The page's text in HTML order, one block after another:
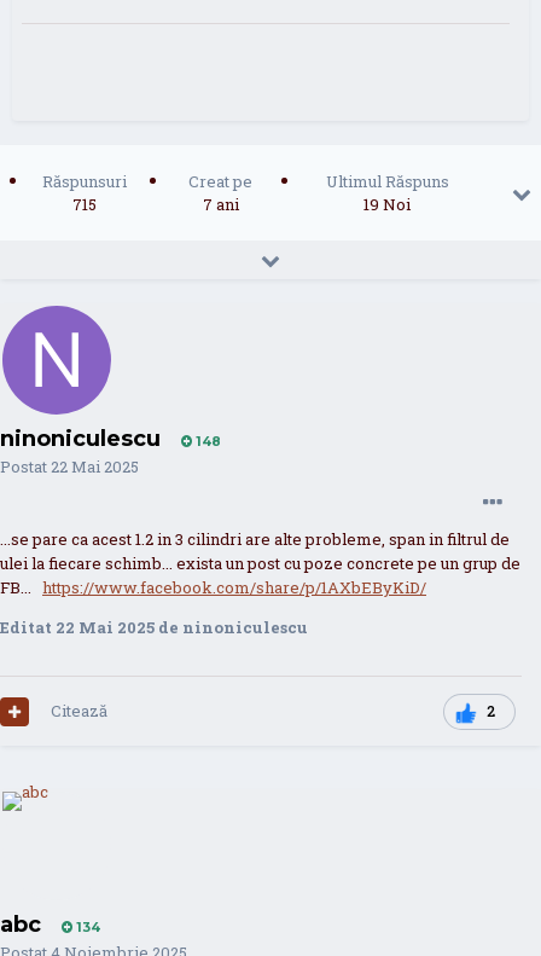
Răspunsuri
715
Creat pe
7 ani
Ultimul Răspuns
19 Noi
ninoniculescu 148
Postat22 Mai 2025
...se pare ca acest 1.2 in 3 cilindri are alte probleme, span in filtrul de
ulei la fiecare schimb... exista un post cu poze concrete pe un grup de
FB... https://www.facebook.com/share/p/1AXbEByKiD/
Editat 22 Mai 2025 de ninoniculescu
2
Citează
abc 134